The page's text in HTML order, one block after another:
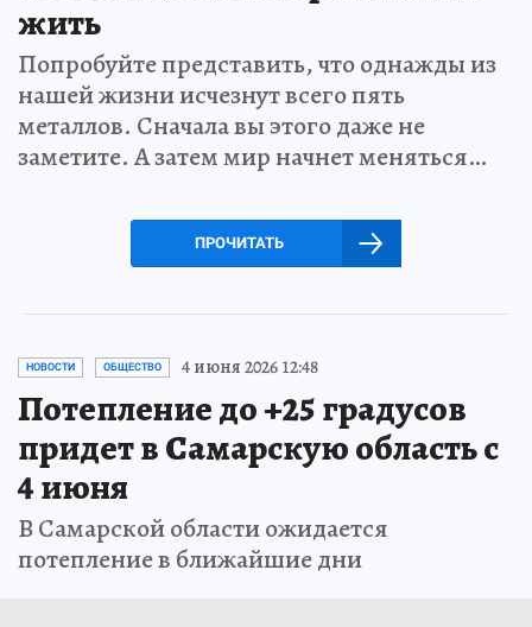
жить
Попробуйте представить, что однажды из
нашей жизни исчезнут всего пять
металлов. Сначала вы этого даже не
заметите. А затем мир начнет меняться…
ПРОЧИТАТЬ
НОВОСТИ ОБЩЕСТВО 4 июня 2026 12:48
Потепление до +25 градусов
придет в Самарскую область с
4 июня
В Самарской области ожидается
потепление в ближайшие дни